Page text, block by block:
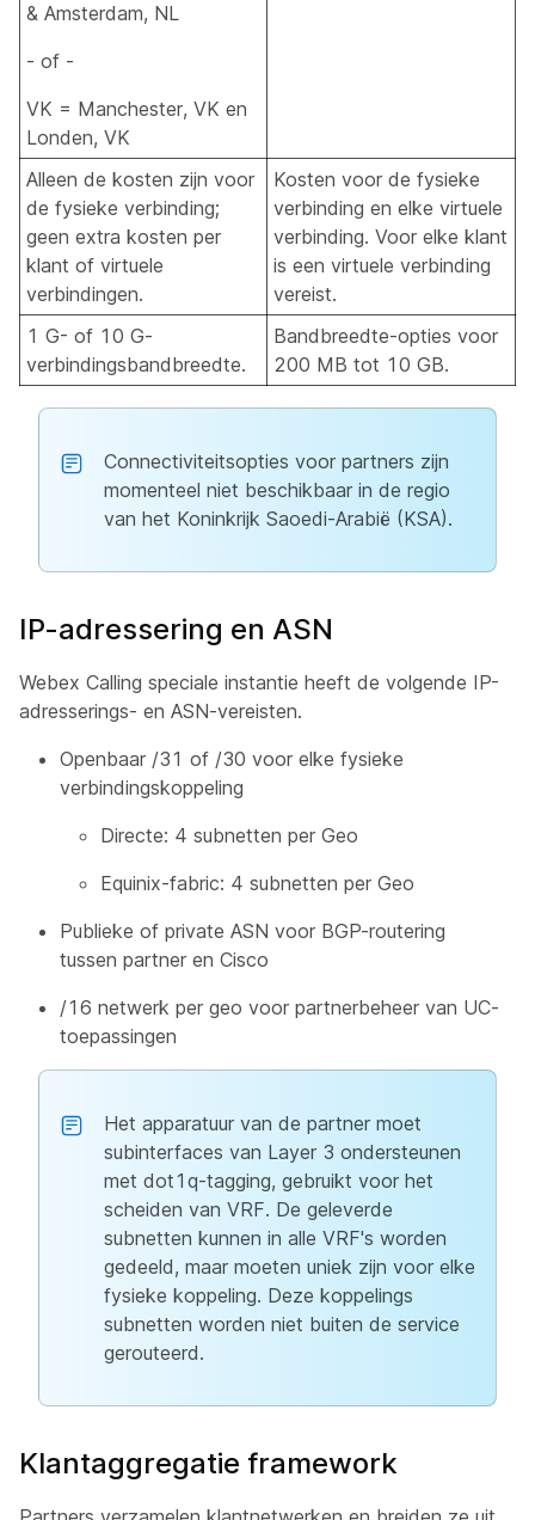
& Amsterdam, NL
- of -
VK = Manchester, VK en
Londen, VK
Alleen de kosten zijn voor
de fysieke verbinding;
geen extra kosten per
klant of virtuele
verbindingen.
Kosten voor de fysieke
verbinding en elke virtuele
verbinding. Voor elke klant
is een virtuele verbinding
vereist.
1 G- of 10 G-
verbindingsbandbreedte.
Bandbreedte-opties voor
200 MB tot 10 GB.
Connectiviteitsopties voor partners zijn
momenteel niet beschikbaar in de regio
van het Koninkrijk Saoedi-Arabië (KSA).
IP-adressering en ASN
Webex Calling speciale instantie heeft de volgende IP-
adresserings- en ASN-vereisten.
Openbaar /31 of /30 voor elke fysieke
verbindingskoppeling
Directe: 4 subnetten per Geo
Equinix-fabric: 4 subnetten per Geo
Publieke of private ASN voor BGP-routering
tussen partner en Cisco
/16 netwerk per geo voor partnerbeheer van UC-
toepassingen
Het apparatuur van de partner moet
subinterfaces van Layer 3 ondersteunen
met dot1q-tagging, gebruikt voor het
scheiden van VRF. De geleverde
subnetten kunnen in alle VRF's worden
gedeeld, maar moeten uniek zijn voor elke
fysieke koppeling. Deze koppelings
subnetten worden niet buiten de service
gerouteerd.
Klantaggregatie framework